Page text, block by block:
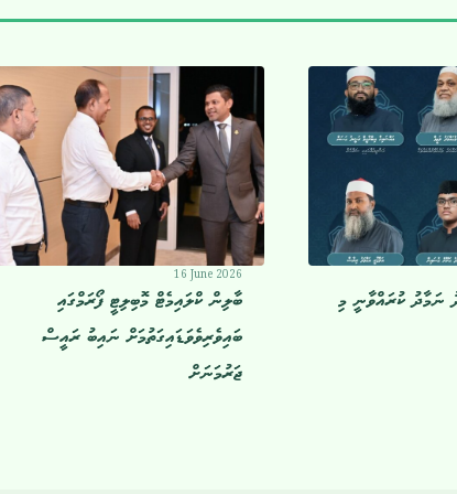
16 June 2026
ބާލިން ކްލައިމެޓް މޮބިލިޓީ ފޯރަމްގައި
ބައިވެރިވެވަޑައިގަތުމަށް ނައިބު ރައީސް
ޖަރުމަނަށް
ނަމާދު ކުރައްވާނީ މި